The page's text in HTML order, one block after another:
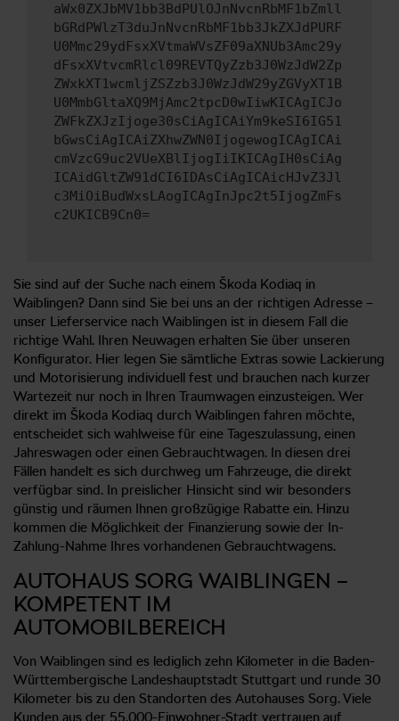
aWx0ZXJbMV1bb3BdPUlOJnNvcnRbMF1bZmll
bGRdPWlzT3duJnNvcnRbMF1bb3JkZXJdPURF
U0Mmc29ydFsxXVtmaWVsZF09aXNUb3Amc29y
dFsxXVtvcmRlcl09REVTQyZzb3J0WzJdW2Zp
ZWxkXT1wcmljZSZzb3J0WzJdW29yZGVyXT1B
U0MmbGltaXQ9MjAmc2tpcD0wIiwKICAgICJo
ZWFkZXJzIjoge30sCiAgICAiYm9keSI6IG51
bGwsCiAgICAiZXhwZWN0IjogewogICAgICAi
cmVzcG9uc2VUeXBlIjogIiIKICAgIH0sCiAg
ICAidGltZW91dCI6IDAsCiAgICAicHJvZ3Jl
c3MiOiBudWxsLAogICAgInJpc2t5IjogZmFs
c2UKICB9Cn0=
Sie sind auf der Suche nach einem Škoda Kodiaq in
Waiblingen? Dann sind Sie bei uns an der richtigen Adresse –
unser Lieferservice nach Waiblingen ist in diesem Fall die
richtige Wahl. Ihren Neuwagen erhalten Sie über unseren
Konfigurator. Hier legen Sie sämtliche Extras sowie Lackierung
und Motorisierung individuell fest und brauchen nach kurzer
Wartezeit nur noch in Ihren Traumwagen einzusteigen. Wer
direkt im Škoda Kodiaq durch Waiblingen fahren möchte,
entscheidet sich wahlweise für eine Tageszulassung, einen
Jahreswagen oder einen Gebrauchtwagen. In diesen drei
Fällen handelt es sich durchweg um Fahrzeuge, die direkt
verfügbar sind. In preislicher Hinsicht sind wir besonders
günstig und räumen Ihnen großzügige Rabatte ein. Hinzu
kommen die Möglichkeit der Finanzierung sowie der In-
Zahlung-Nahme Ihres vorhandenen Gebrauchtwagens.
AUTOHAUS SORG WAIBLINGEN –
KOMPETENT IM
AUTOMOBILBEREICH
Von Waiblingen sind es lediglich zehn Kilometer in die Baden-
Württembergische Landeshauptstadt Stuttgart und runde 30
Kilometer bis zu den Standorten des Autohauses Sorg. Viele
Kunden aus der 55.000-Einwohner-Stadt vertrauen auf